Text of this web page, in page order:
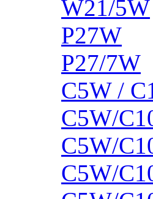
W21/5W
P27W
P27/7W
C5W /
C5W/
C5W/
C5W/